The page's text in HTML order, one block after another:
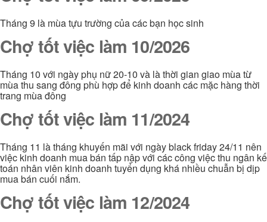
Tháng 9 là mùa tựu trường của các bạn học sinh
Chợ tốt việc làm 10/2026
Tháng 10 với ngày phụ nữ 20-10 và là thời gian giao mùa từ
mùa thu sang đông phù hợp để kinh doanh các mặc hàng thời
trang mùa đông
Chợ tốt việc làm 11/2024
Tháng 11 là tháng khuyến mãi với ngày black friday 24/11 nên
việc kinh doanh mua bán tấp nập với các công việc thu ngân kế
toán nhân viên kinh doanh tuyển dụng khá nhiều chuẫn bị dịp
mua bán cuối nắm.
Chợ tốt việc làm 12/2024